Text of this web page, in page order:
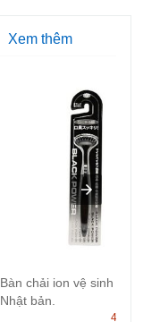
Xem thêm
Bàn chải ion vệ sinh lưỡi
Nhật bản.
45,000.00